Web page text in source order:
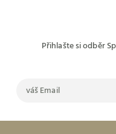
Přihlašte si odběr